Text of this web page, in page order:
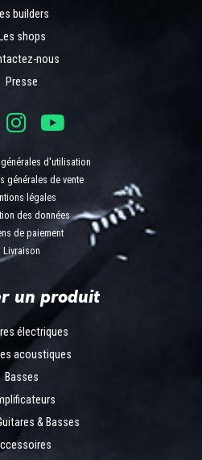
builders
shops
nous
Presse
d'utilisation
générales de vente
légales
des données
de paiement
Livraison
un produit
électriques
acoustiques
Basses
& Basses